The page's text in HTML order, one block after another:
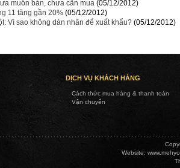
muốn bán, chưa cần mua (05/12/2012)
11 tăng gần 20% (05/12/2012)
Vì sao không dán nhãn để xuất khẩu? (05/12/2012)
DỊCH VỤ KHÁCH HÀNG
Cách thức mua hàng & thanh toán
Vận chuyển
Website: